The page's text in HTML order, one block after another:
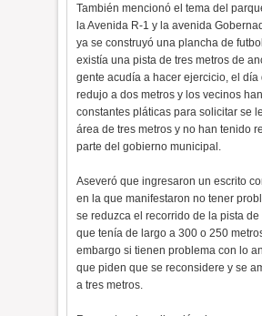
También mencionó el tema del
la Avenida R-1 y la avenida
ya se construyó una plancha de
existía una pista de tres metros de
gente acudía a hacer ejercicio, el día
redujo a dos metros y los vecinos
constantes pláticas para solicitar se
área de tres metros y no han tenido
parte del gobierno municipal.
Aseveró que ingresaron un escrito
en la que manifestaron no tener
se reduzca el recorrido de la pista
que tenía de largo a 300 o 250
embargo si tienen problema con lo
que piden que se reconsidere y se
a tres metros.